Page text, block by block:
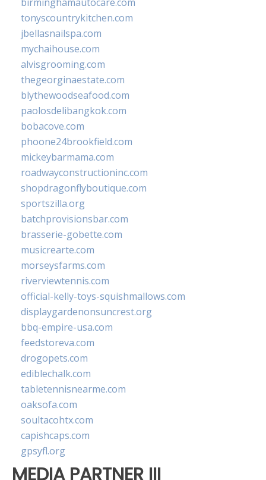
tonyscountrykitchen.com
jbellasnailspa.com
mychaihouse.com
alvisgrooming.com
thegeorginaestate.com
blythewoodseafood.com
paolosdelibangkok.com
bobacove.com
phoone24brookfield.com
mickeybarmama.com
roadwayconstructioninc.com
shopdragonflyboutique.com
sportszilla.org
batchprovisionsbar.com
brasserie-gobette.com
musicrearte.com
morseysfarms.com
riverviewtennis.com
official-kelly-toys-squishmallows.com
displaygardenonsuncrest.org
bbq-empire-usa.com
feedstoreva.com
drogopets.com
ediblechalk.com
tabletennisnearme.com
oaksofa.com
soultacohtx.com
capishcaps.com
gpsyfl.org
MEDIA PARTNER III